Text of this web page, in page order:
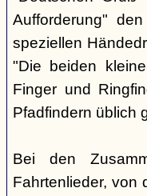
Aufforderung"
speziellen
"Die beiden
Finger und
Pfadfindern üblich
Bei den
Fahrtenlieder, von